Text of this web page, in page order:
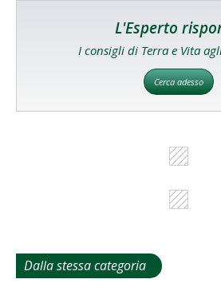
L'Esperto
I consigli di Terra e Vita
Cerca adesso
Dalla stessa categoria